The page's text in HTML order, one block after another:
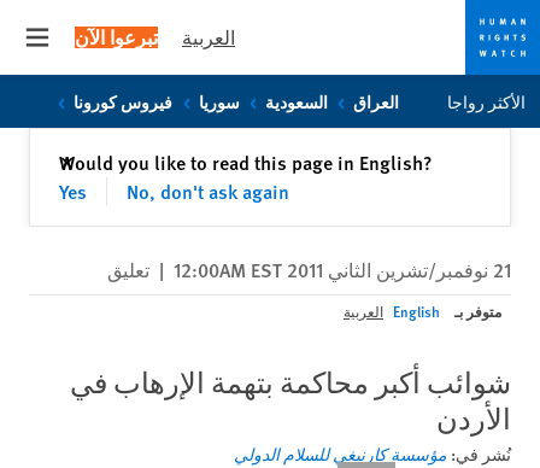
Skip
to
Skip
to
العربية تبرعوا الآن
الأكثر رواجا العراق السعودية سوريا فيروس كورونا
Would you like to read this page in English?
Yes
No, don't ask again
✕إغلاق
21 نوفمبر/تشرين الثاني 2011 12:00AM EST | تعليق
متوفر بـ English العربية
شوائب أكبر محاكمة بتهمة الإرهاب في
الأردن
نُشر في: مؤسسة كارنيغي للسلام الدولي